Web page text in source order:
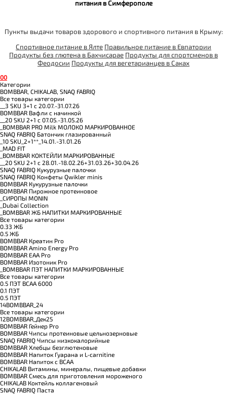
питания в Симферополе
Пункты выдачи товаров здорового и спортивного питания в Крыму:
Спортивное питание в Ялте Правильное питание в Евпатории
Продукты без глютена в Бахчисарае Продукты для спортсменов в
Феодосии Продукты для вегетарианцев в Саках
00
Категории
BOMBBAR, CHIKALAB, SNAQ FABRIQ
Все товары категории
__3 SKU 3+1 с 20.07.-31.07.26
BOMBBAR Вафли с начинкой
__20 SKU 2+1 с 07.05.-31.05.26
_BOMBBAR PRO Milk МОЛОКО МАРКИРОВАННОЕ
SNAQ FABRIQ Батончик глазированный
_10 SKU_2+1**_14.01.-31.01.26
_MAD FIT
_BOMBBAR КОКТЕЙЛИ МАРКИРОВАННЫЕ
__20 SKU 2+1 с 28.01.-18.02.26+31.03.26+30.04.26
SNAQ FABRIQ Кукурузные палочки
SNAQ FABRIQ Конфеты Qwikler minis
BOMBBAR Кукурузные палочки
BOMBBAR Пирожное протеиновое
_CИРОПЫ MONIN
_Dubai Collection
_BOMBBAR ЖБ НАПИТКИ МАРКИРОВАННЫЕ
Все товары категории
0.33 ЖБ
0.5 ЖБ
BOMBBAR Креатин Pro
BOMBBAR Amino Energy Pro
BOMBBAR EAA Pro
BOMBBAR Изотоник Pro
_BOMBBAR ПЭТ НАПИТКИ МАРКИРОВАННЫЕ
Все товары категории
0.5 ПЭТ ВСАА 6000
0.1 ПЭТ
0.5 ПЭТ
14BOMBBAR_24
Все товары категории
12BOMBBAR_Дек25
BOMBBAR Гейнер Pro
BOMBBAR Чипсы протеиновые цельнозерновые
SNAQ FABRIQ Чипсы низкокалорийные
BOMBBAR Хлебцы безглютеновые
BOMBBAR Напиток Гуарана и L-carnitine
BOMBBAR Напиток с BCAA
CHIKALAB Витамины, минералы, пищевые добавки
BOMBBAR Смесь для приготовления мороженого
CHIKALAB Коктейль коллагеновый
SNAQ FABRIQ Паста